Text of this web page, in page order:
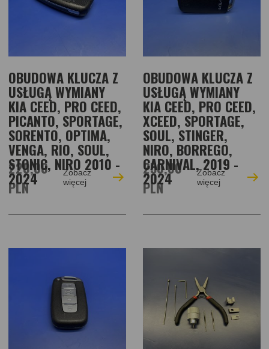
OBUDOWA KLUCZA Z
USŁUGĄ WYMIANY
KIA CEED, PRO CEED,
PICANTO, SPORTAGE,
SORENTO, OPTIMA,
VENGA, RIO, SOUL,
STONIC, NIRO 2010 -
2024
220,00
PLN
Zobacz
więcej
OBUDOWA KLUCZA Z
USŁUGĄ WYMIANY
KIA CEED, PRO CEED,
XCEED, SPORTAGE,
SOUL, STINGER,
NIRO, BORREGO,
CARNIVAL, 2019 -
2024
250,00
PLN
Zobacz
więcej